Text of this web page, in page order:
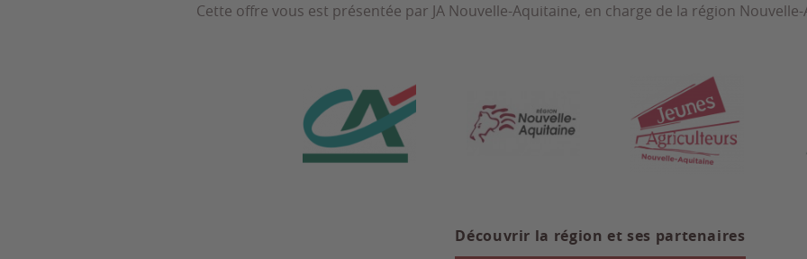
Cette offre vous est présentée par JA Nouvelle-Aquitaine, en charge de la région
Découvrir la région et ses partenaires